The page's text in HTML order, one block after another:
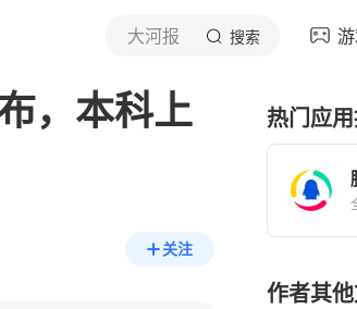
大河报 搜索
，本科上
关注
热门应
作者其